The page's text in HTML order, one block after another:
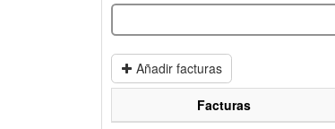
Añadir facturas
Facturas